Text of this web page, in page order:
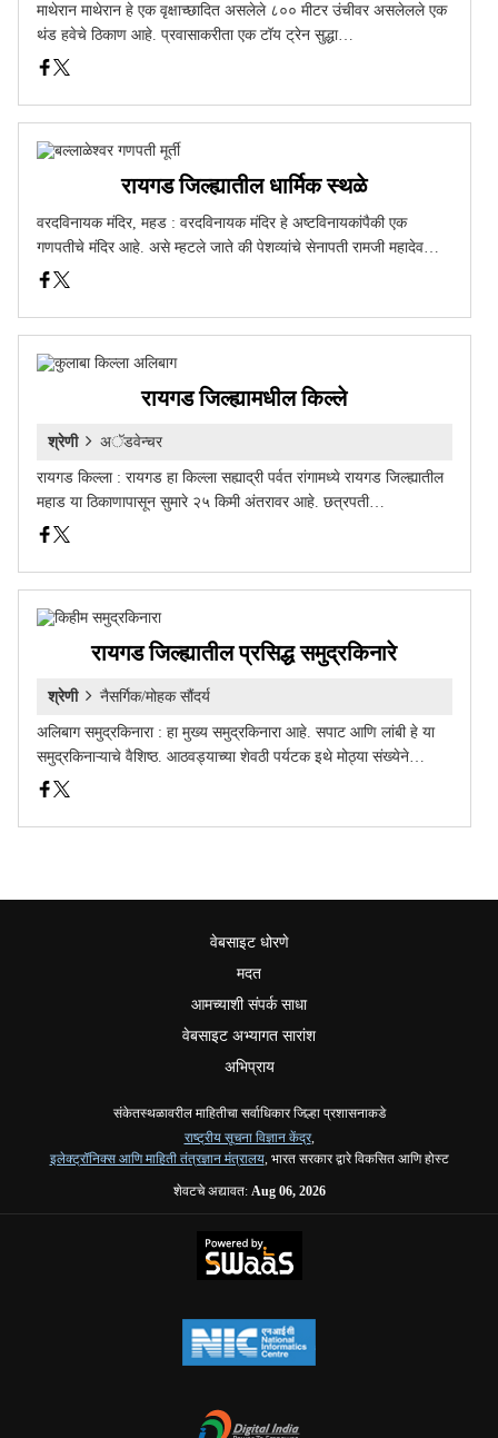
माथेरान माथेरान हे एक वृक्षाच्छादित असलेले ८०० मीटर उंचीवर असलेलले एक
थंड हवेचे ठिकाण आहे. प्रवासाकरीता एक टॉय ट्रेन सुद्धा…
रायगड जिल्ह्यातील धार्मिक स्थळे
वरदविनायक मंदिर, महड : वरदविनायक मंदिर हे अष्टविनायकांपैकी एक
गणपतीचे मंदिर आहे. असे म्हटले जाते की पेशव्यांचे सेनापती रामजी महादेव…
रायगड जिल्ह्यामधील किल्ले
श्रेणी अॅडवेन्चर
रायगड किल्ला : रायगड हा किल्ला सह्याद्री पर्वत रांगामध्ये रायगड जिल्ह्यातील
महाड या ठिकाणापासून सुमारे २५ किमी अंतरावर आहे. छत्रपती…
रायगड जिल्ह्यातील प्रसिद्ध समुद्रकिनारे
श्रेणी नैसर्गिक/मोहक सौंदर्य
अलिबाग समुद्रकिनारा : हा मुख्य समुद्रकिनारा आहे. सपाट आणि लांबी हे या
समुद्रकिनाऱ्याचे वैशिष्ठ. आठवड्याच्या शेवठी पर्यटक इथे मोठ्या संख्येने…
वेबसाइट धोरणे
मदत
आमच्याशी संपर्क साधा
वेबसाइट अभ्यागत सारांश
अभिप्राय
संकेतस्थळावरील माहितीचा सर्वाधिकार जिल्हा प्रशासनाकडे
राष्ट्रीय सूचना विज्ञान केंद्र,
इलेक्ट्रॉनिक्स आणि माहिती तंत्रज्ञान मंत्रालय, भारत सरकार द्वारे विकसित आणि होस्ट
शेवटचे अद्यावत: Aug 06, 2026